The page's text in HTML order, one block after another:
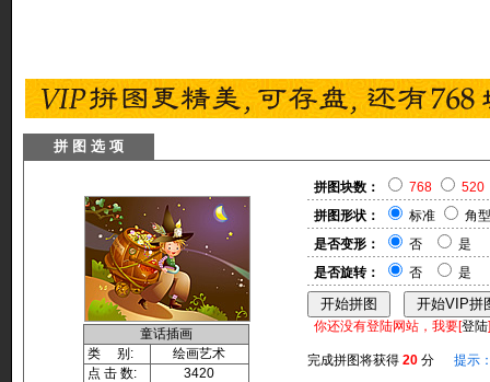
拼 图 选 项
童话插画
类 别:
绘画艺术
点 击 数:
3420
拼图块数： 768
520
拼图形状：
标准
角型
是否变形：
否
是
是否旋转：
否 是
你还没有登陆网站，我要[登陆
完成拼图将获得 20 分 提示